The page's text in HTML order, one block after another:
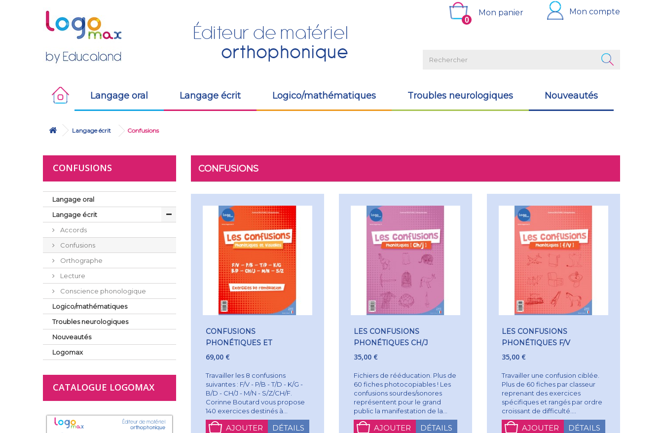
Mon compte
Mon panier
0
Langage oral Langage écrit Logico/mathématiques Troubles neurologiques Nouveautés
Langage écrit Confusions
CONFUSIONS
Langage oral
Langage écrit
Accords
Confusions
Orthographe
Lecture
Conscience phonologique
Logico/mathématiques
Troubles neurologiques
Nouveautés
Logomax
CATALOGUE LOGOMAX
CONFUSIONS
CONFUSIONS
PHONÉTIQUES ET
VISUELLES
69,00 €
Travailler les 8 confusions
suivantes : F/V - P/B - T/D - K/G -
B/D - CH/J - M/N - S/Z/CH/F.
Corinne Boutard vous propose
140 exercices destinés à...
AJOUTER DÉTAILS
LES CONFUSIONS
PHONÉTIQUES CH/J
35,00 €
Fichiers de rééducation. Plus de
60 fiches photocopiables ! Les
confusions sourdes/sonores
représentent pour le grand
public la manifestation de la...
AJOUTER DÉTAILS
LES CONFUSIONS
PHONÉTIQUES F/V
35,00 €
Travailler une confusion ciblée.
Plus de 60 fiches par classeur
reprenant des exercices
spécifiques et rangés par ordre
croissant de difficulté....
AJOUTER DÉTAILS